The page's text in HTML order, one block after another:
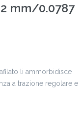
mm/0.0787
li ammorbidisce
a trazione regolare e